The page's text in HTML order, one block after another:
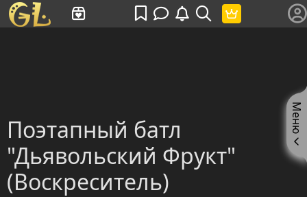
Поэтапный батл
"Дьявольский Фрукт"
(Воскреситель)
Меню